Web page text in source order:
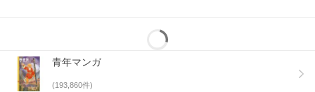
青年マンガ
(193,860件)